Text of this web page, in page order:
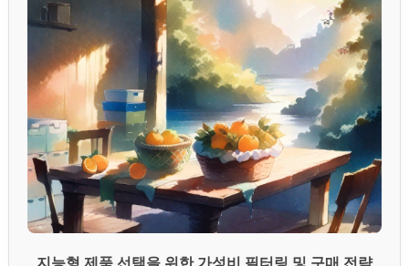
지능형 제품 선택을 위한 가성비 필터링 및 구매 전략